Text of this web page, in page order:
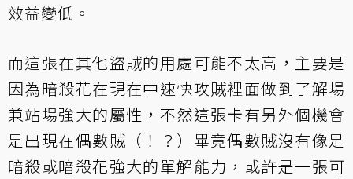
效益變低。
而這張在其他盜賊的用處可能不太高，主要是
因為暗殺花在現在中速快攻賊裡面做到了解場
兼站場強大的屬性，不然這張卡有另外個機會
是出現在偶數賊（！？）畢竟偶數賊沒有像是
暗殺或暗殺花強大的單解能力，或許是一張可